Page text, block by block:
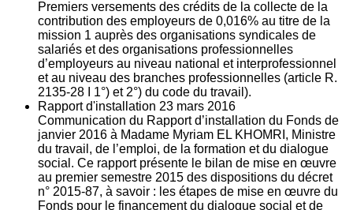
Premiers versements des crédits de la collecte de la
contribution des employeurs de 0,016% au titre de la
mission 1 auprès des organisations syndicales de
salariés et des organisations professionnelles
d’employeurs au niveau national et interprofessionnel
et au niveau des branches professionnelles (article R.
2135‐28 I 1°) et 2°) du code du travail).
Rapport d'installation 23 mars 2016
Communication du Rapport d’installation du Fonds de
janvier 2016 à Madame Myriam EL KHOMRI, Ministre
du travail, de l’emploi, de la formation et du dialogue
social. Ce rapport présente le bilan de mise en œuvre
au premier semestre 2015 des dispositions du décret
n° 2015-87, à savoir : les étapes de mise en œuvre du
Fonds pour le financement du dialogue social et de